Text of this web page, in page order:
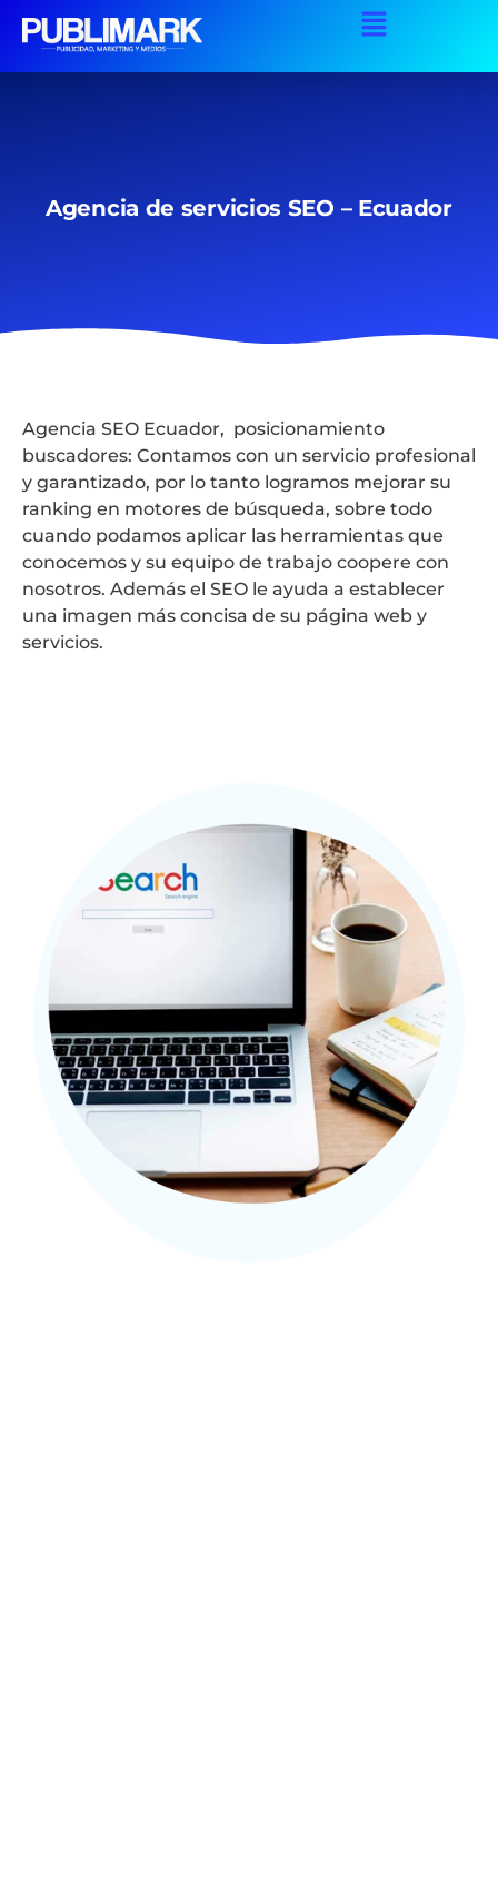
Agencia de servicios SEO – Ecuador
Agencia SEO Ecuador, posicionamiento
buscadores: Contamos con un servicio profesional
y garantizado, por lo tanto logramos mejorar su
ranking en motores de búsqueda, sobre todo
cuando podamos aplicar las herramientas que
conocemos y su equipo de trabajo coopere con
nosotros. Además el SEO le ayuda a establecer
una imagen más concisa de su página web y
servicios.